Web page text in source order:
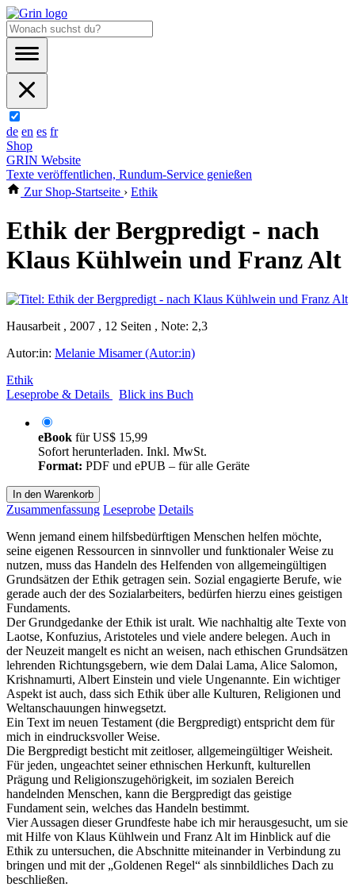
de en es fr
Shop
GRIN Website
Texte veröffentlichen, Rundum-Service genießen
Zur Shop-Startseite › Ethik
Ethik der Bergpredigt - nach
Klaus Kühlwein und Franz Alt
Hausarbeit , 2007 , 12 Seiten , Note: 2,3
Autor:in: Melanie Misamer (Autor:in)
Ethik
Leseprobe & Details
Blick ins Buch
eBook fürUS$ 15,99
Sofort herunterladen. Inkl. MwSt.
Format: PDF und ePUB – für alle Geräte
In den Warenkorb
Zusammenfassung Leseprobe Details
Wenn jemand einem hilfsbedürftigen Menschen helfen möchte,
seine eigenen Ressourcen in sinnvoller und funktionaler Weise zu
nutzen, muss das Handeln des Helfenden von allgemeingültigen
Grundsätzen der Ethik getragen sein. Sozial engagierte Berufe, wie
gerade auch der des Sozialarbeiters, bedürfen hierzu eines geistigen
Fundaments.
Der Grundgedanke der Ethik ist uralt. Wie nachhaltig alte Texte von
Laotse, Konfuzius, Aristoteles und viele andere belegen. Auch in
der Neuzeit mangelt es nicht an weisen, nach ethischen Grundsätzen
lehrenden Richtungsgebern, wie dem Dalai Lama, Alice Salomon,
Krishnamurti, Albert Einstein und viele Ungenannte. Ein wichtiger
Aspekt ist auch, dass sich Ethik über alle Kulturen, Religionen und
Weltanschauungen hinwegsetzt.
Ein Text im neuen Testament (die Bergpredigt) entspricht dem für
mich in eindrucksvoller Weise.
Die Bergpredigt besticht mit zeitloser, allgemeingültiger Weisheit.
Für jeden, ungeachtet seiner ethnischen Herkunft, kulturellen
Prägung und Religionszugehörigkeit, im sozialen Bereich
handelnden Menschen, kann die Bergpredigt das geistige
Fundament sein, welches das Handeln bestimmt.
Vier Aussagen dieser Grundfeste habe ich mir herausgesucht, um sie
mit Hilfe von Klaus Kühlwein und Franz Alt im Hinblick auf die
Ethik zu untersuchen, die Abschnitte miteinander in Verbindung zu
bringen und mit der „Goldenen Regel“ als sinnbildliches Dach zu
beschließen.